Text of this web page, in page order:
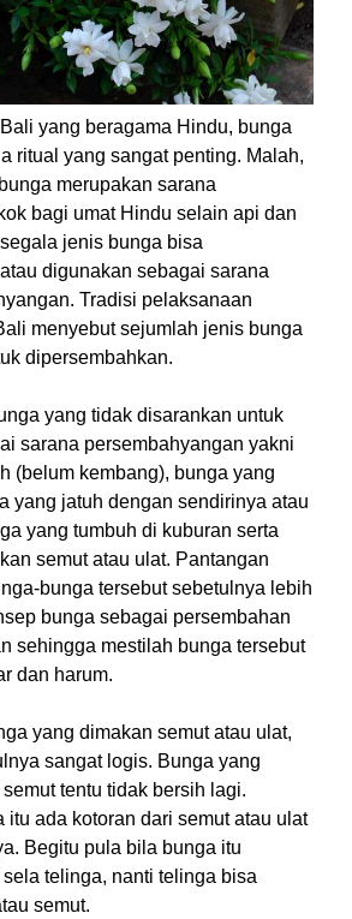
yang beragama Hindu, bunga
ritual yang sangat penting. Malah,
merupakan sarana
bagi umat Hindu selain api dan
jenis bunga bisa
digunakan sebagai sarana
Tradisi pelaksanaan
menyebut sejumlah jenis bunga
dipersembahkan.
yang tidak disarankan untuk
sarana persembahyangan yakni
(belum kembang), bunga yang
yang jatuh dengan sendirinya atau
yang tumbuh di kuburan serta
semut atau ulat. Pantangan
bunga tersebut sebetulnya lebih
bunga sebagai persembahan
sehingga mestilah bunga tersebut
dan harum.
yang dimakan semut atau ulat,
sangat logis. Bunga yang
tentu tidak bersih lagi.
itu ada kotoran dari semut atau ulat
Begitu pula bila bunga itu
telinga, nanti telinga bisa
semut.